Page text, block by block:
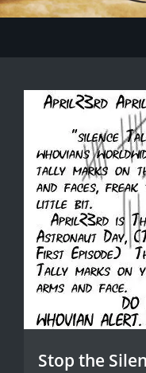
Stop the